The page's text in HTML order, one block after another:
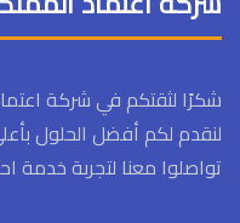
شكرًا لثقتكم في شركة
لنقدم لكم أفضل الحلول
تواصلوا معنا لتجربة خدمة